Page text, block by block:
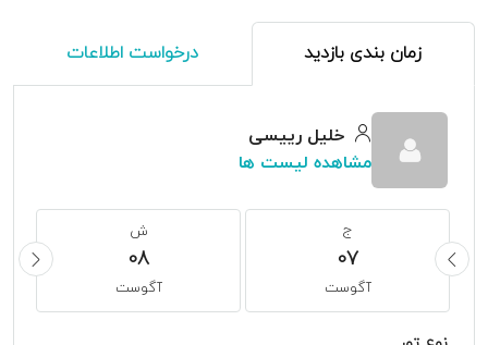
زمان بندی بازدید درخواست اطلاعات
خلیل رییسی
مشاهده لیست ها
ج
07
آگوست
ش
08
آگوست